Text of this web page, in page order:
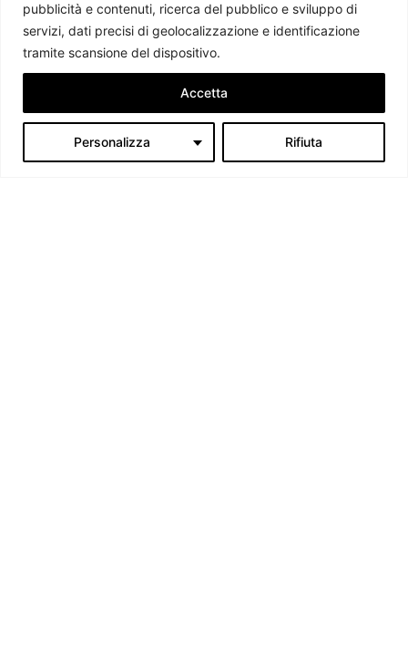
pubblicità e contenuti, ricerca del pubblico e sviluppo di
servizi, dati precisi di geolocalizzazione e identificazione
tramite scansione del dispositivo.
Personalizza Rifiuta
Accetta